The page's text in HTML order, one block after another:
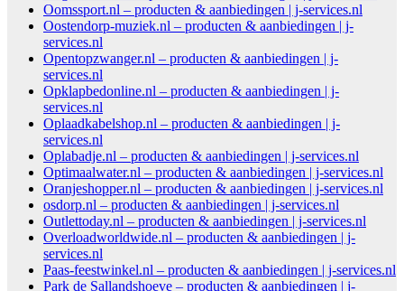
Oomssport.nl – producten & aanbiedingen | j-services.nl
Oostendorp-muziek.nl – producten & aanbiedingen | j-
services.nl
Opentopzwanger.nl – producten & aanbiedingen | j-
services.nl
Opklapbedonline.nl – producten & aanbiedingen | j-
services.nl
Oplaadkabelshop.nl – producten & aanbiedingen | j-
services.nl
Oplabadje.nl – producten & aanbiedingen | j-services.nl
Optimaalwater.nl – producten & aanbiedingen | j-services.nl
Oranjeshopper.nl – producten & aanbiedingen | j-services.nl
osdorp.nl – producten & aanbiedingen | j-services.nl
Outlettoday.nl – producten & aanbiedingen | j-services.nl
Overloadworldwide.nl – producten & aanbiedingen | j-
services.nl
Paas-feestwinkel.nl – producten & aanbiedingen | j-services.nl
Park de Sallandshoeve – producten & aanbiedingen | j-